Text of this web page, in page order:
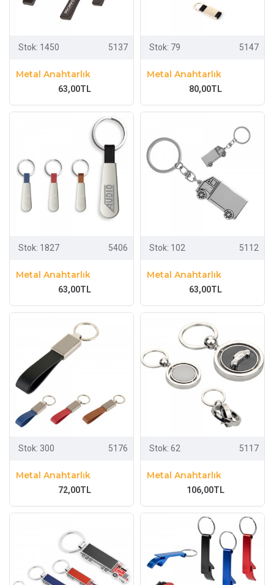
Stok: 1450 5137
Metal Anahtarlık
63,00TL
Stok: 79 5147
Metal Anahtarlık
80,00TL
Stok: 1827 5406
Metal Anahtarlık
63,00TL
Stok: 102 5112
Metal Anahtarlık
63,00TL
Stok: 300 5176
Metal Anahtarlık
72,00TL
Stok: 62 5117
Metal Anahtarlık
106,00TL